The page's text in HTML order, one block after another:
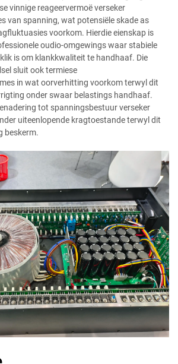
vinnige reageervermoë verseker
van spanning, wat potensiële skade as
voorkom. Hierdie eienskap is
oudio-omgewings waar stabiele
is om klankkwaliteit te handhaaf. Die
sluit ook termiese
in wat oorverhitting voorkom terwyl dit
onder swaar belastings handhaaf.
tot spanningsbestuur verseker
uiteenlopende kragtoestande terwyl dit
beskerm.